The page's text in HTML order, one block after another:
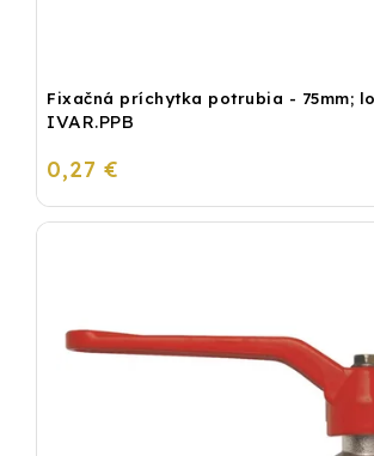
Fixačná príchytka potrubia - 75mm;
IVAR.PPB
0,27 €